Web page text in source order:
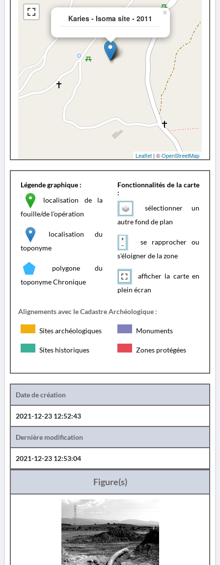
Karies - Isoma site - 2011
×
Leaflet | ©OpenStreetMap
Légende graphique :
localisation de la
fouille/de l'opération
localisation du
toponyme
polygone du
toponyme Chronique
Fonctionnalités de la carte
:
sélectionner un
autre fond de plan
se rapprocher ou
s'éloigner de la zone
afficher la carte en
plein écran
Alignements avec le Cadastre Archéologique :
Sites archéologiques Monuments
Sites historiques Zones protégées
Date de création
2021-12-23 12:52:43
Dernière modification
2021-12-23 12:53:04
Figure(s)